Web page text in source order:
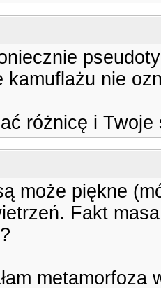
kamuflażu nie
różnicę i Twoje
może piękne
Fakt
metamorfoza